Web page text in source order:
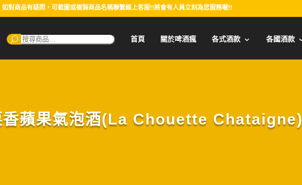
如對商品有疑問，可截圖或複製商品名稱聯繫線上客服!!將會有人員立刻為您服務喔!!
搜
尋：
首頁 關於啤酒瘋 各式酒款 各國酒款
香蘋果氣泡酒(La Chouette Chataigne)